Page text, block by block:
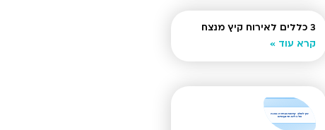
3 כללים לאירוח קיץ מנצח
קרא עוד »